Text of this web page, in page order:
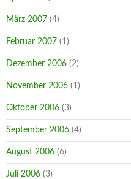
März 2007 (4)
Februar 2007 (1)
Dezember 2006 (2)
November 2006 (1)
Oktober 2006 (3)
September 2006 (4)
August 2006 (6)
Juli 2006 (3)